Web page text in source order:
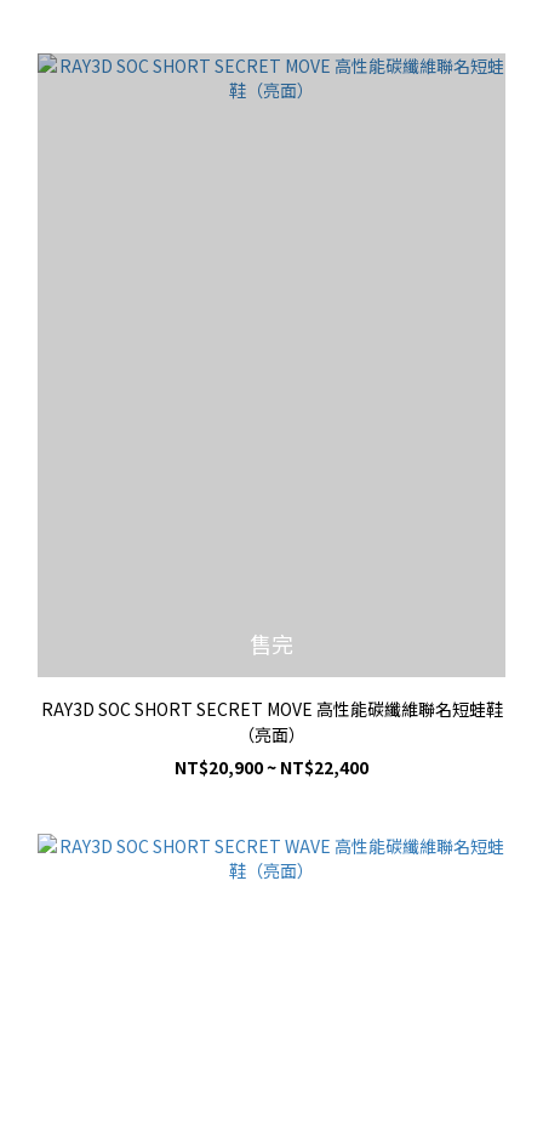
售完
RAY3D SOC SHORT SECRET MOVE 高性能碳纖維聯名短蛙鞋
（亮面）
NT$20,900 ~ NT$22,400